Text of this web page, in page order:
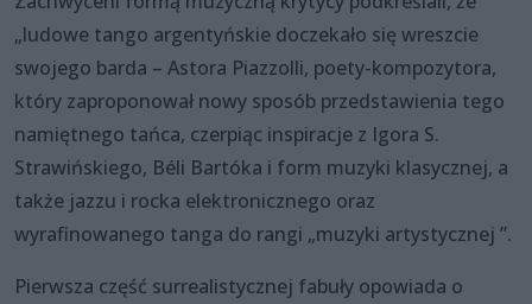
„ludowe tango argentyńskie doczekało się wreszcie
swojego barda – Astora Piazzolli, poety-kompozytora,
który zaproponował nowy sposób przedstawienia tego
namiętnego tańca, czerpiąc inspiracje z Igora S.
Strawińskiego, Béli Bartóka i form muzyki klasycznej, a
także jazzu i rocka elektronicznego oraz
wyrafinowanego tanga do rangi „muzyki artystycznej ”.
Pierwsza część surrealistycznej fabuły opowiada o